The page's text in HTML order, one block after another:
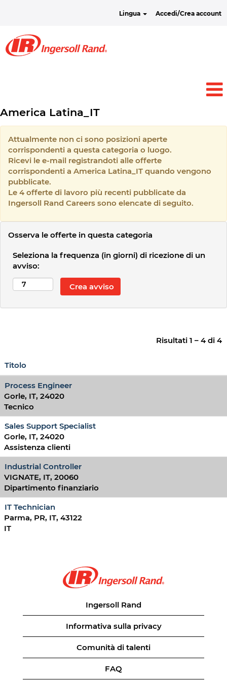
Lingua Accedi/Crea account
America Latina_IT
Attualmente non ci sono posizioni aperte
corrispondenti a questa categoria o luogo.
Ricevi le e-mail registrandoti alle offerte
corrispondenti a America Latina_IT quando vengono
pubblicate.
Le 4 offerte di lavoro più recenti pubblicate da
Ingersoll Rand Careers sono elencate di seguito.
Osserva le offerte in questa categoria
Seleziona la frequenza (in giorni) di ricezione di un
avviso:
Risultati 1 – 4 di 4
Titolo
Process Engineer
Gorle, IT, 24020
Tecnico
Sales Support Specialist
Gorle, IT, 24020
Assistenza clienti
Industrial Controller
VIGNATE, IT, 20060
Dipartimento finanziario
IT Technician
Parma, PR, IT, 43122
IT
Ingersoll Rand
Informativa sulla privacy
Comunità di talenti
FAQ